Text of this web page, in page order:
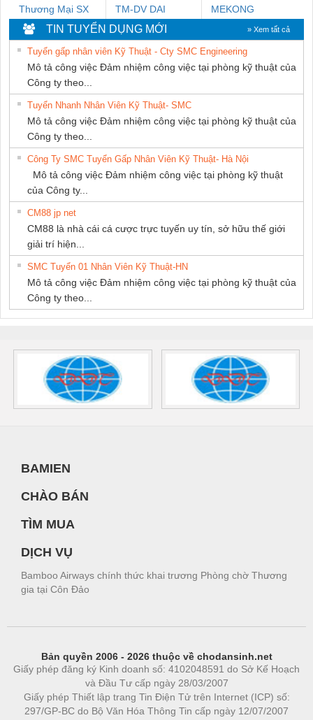
Thương Mại SX
Ba Miền
TM-DV DAI
DONG THANH
MEKONG
SUPPLY
TIN TUYỂN DỤNG MỚI » Xem tất cả
Tuyển gấp nhân viên Kỹ Thuật - Cty SMC Engineering
Mô tả công việc Đảm nhiệm công việc tại phòng kỹ thuật của
Công ty theo...
Tuyển Nhanh Nhân Viên Kỹ Thuật- SMC
Mô tả công việc Đảm nhiệm công việc tại phòng kỹ thuật của
Công ty theo...
Công Ty SMC Tuyển Gấp Nhân Viên Kỹ Thuật- Hà Nội
Mô tả công việc Đảm nhiệm công việc tại phòng kỹ thuật
của Công ty...
CM88 jp net
CM88 là nhà cái cá cược trực tuyến uy tín, sở hữu thế giới
giải trí hiện...
SMC Tuyển 01 Nhân Viên Kỹ Thuật-HN
Mô tả công việc Đảm nhiệm công việc tại phòng kỹ thuật của
Công ty theo...
BAMIEN
CHÀO BÁN
TÌM MUA
DỊCH VỤ
Bamboo Airways chính thức khai trương Phòng chờ Thương
gia tại Côn Đảo
Bản quyền 2006 - 2026 thuộc về chodansinh.net
Giấy phép đăng ký Kinh doanh số: 4102048591 do Sở Kế Hoạch
và Đầu Tư cấp ngày 28/03/2007
Giấy phép Thiết lập trang Tin Điện Tử trên Internet (ICP) số:
297/GP-BC do Bộ Văn Hóa Thông Tin cấp ngày 12/07/2007